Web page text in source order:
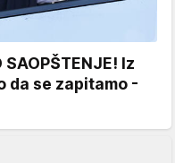
SAOPŠTENJE! Iz
da se zapitamo -